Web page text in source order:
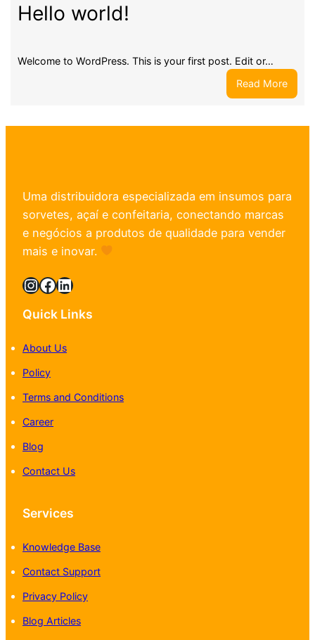
Hello world!
Welcome to WordPress. This is your first post. Edit or…
Read More:
Hello
Uma distribuidora especializada em insumos para
sorvetes, açaí e confeitaria, conectando marcas
e negócios a produtos de qualidade para vender
mais e inovar.
InstagramFacebook LinkedIn
Quick Links
About Us
Policy
Terms and Conditions
Career
Blog
Contact Us
Services
Knowledge Base
Contact Support
Privacy Policy
Blog Articles